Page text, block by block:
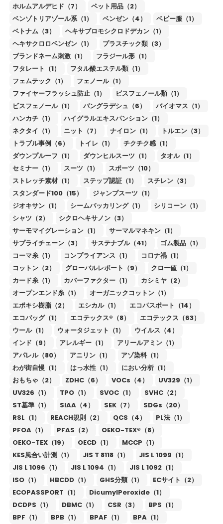
ホルムアルデヒド（7）
ペット用品（2）
ベンゾトリアゾール系（1）
ベンゼン（4）
ベビー服（1）
ベトナム（3）
ヘキサブロモシクロドデカン（1）
ヘキサクロロベンゼン（1）
プラスチック類（3）
ブランドネーム刺激（1）
フラジール形（1）
フタレート（1）
フタル酸エステル類（1）
フェムテック（1）
フェノール（1）
ファイヤーフラッシュ防止（1）
ビスフェノール類（1）
ビスフェノール（1）
バングラデシュ（6）
バイオマス（1）
ハンカチ（1）
ハイグラルエキスパンション（1）
ネクタイ（1）
ニット（7） ナイロン（1）
トルエン（3）
トラブル事例（6）
トイレ（1）
チクチク感（1）
ダウンプルーフ（1）
ダウンヒルスーツ（1）
タオル（1）
セミナー（1）
スーツ（1）
スポーツ（10）
ストレッチ素材（1）
ステップ認証（1）
スチレン（3）
スタンダード100（15）
ジャンプスーツ（1）
ジオキサン（1）
シームパッカリング（1）
シリコーン（1）
シャツ（2）
シクロヘキサノン（3）
サーモマイグレーション（1）
サーマルマネキン（1）
サプライチェーン（3）
サステナブル（41）
ゴム製品（1）
コーマ糸（1）
コンプライアンス（1）
コロナ禍（1）
コットン（2）
グローバルレポート（9）
クロー値（1）
カード糸（1）
カバーファクター（1）
カシミヤ（2）
オープンエンド糸（1）
オーガニックコットン（1）
エポキシ樹脂（2）
エシカル（1）
エコパスポート（14）
エコバッグ（1）
エコテックス®（8）
エコテックス（63）
ウール（1）
ウォータジェット（1）
ウイルス（4）
インド（9）
アレルギー（1）
アリールアミン（1）
アパレル（80）
アニリン（1）
アゾ染料（1）
わが街自慢（1）
はっ水性（1）
におい分析（1）
おもちゃ（2）
ZDHC（6） VOCs（4）
UV329（1）
UV326（1）
TPO（1） SVOC（1）
SVHC（2）
ST基準（1）
SIAA（4） SEK（7）
SDGs（20）
RSL（1）
REACH規則（2） QCS（4）
PL法（1）
PFOA（1）
PFAS（2）
OEKO-TEX®（8）
OEKO-TEX（19）
OECD（1）
MCCP（1）
KES風合い計測（1）
JIS T 8118（1）
JIS L 1099（1）
JIS L 1096（1）
JIS L 1094（1）
JIS L 1092（1）
ISO（1）
HBCDD（1） GHS分類（1）
ECサイト（2）
ECOPASSPORT（1）
DicumylPeroxide（1）
DCDPS（1）
DBMC（1） CSR（3）
BPS（1）
BPF（1）
BPB（1） BPAF（1）
BPA（1）